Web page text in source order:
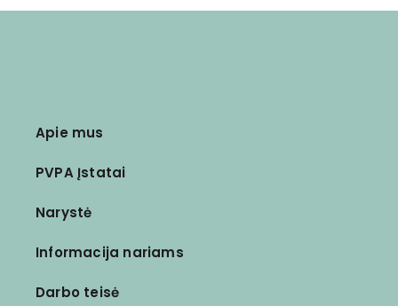
Apie mus
PVPA Įstatai
Narystė
Informacija nariams
Darbo teisė